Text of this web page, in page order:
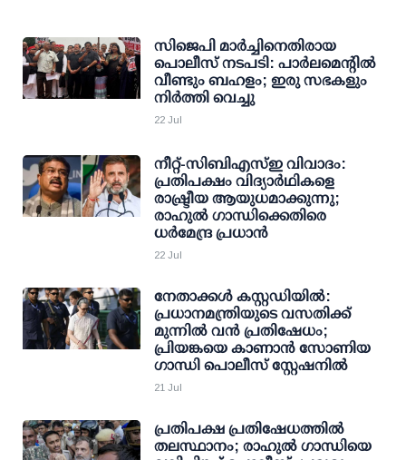
സിജെപി മാര്‍ച്ചിനെതിരായ
പൊലീസ് നടപടി: പാര്‍ലമെന്റില്‍
വീണ്ടും ബഹളം; ഇരു സഭകളും
നിര്‍ത്തി വെച്ചു
22 Jul
നീറ്റ്-സിബിഎസ്ഇ വിവാദം:
പ്രതിപക്ഷം വിദ്യാര്‍ഥികളെ
രാഷ്ട്രീയ ആയുധമാക്കുന്നു;
രാഹുല്‍ ഗാന്ധിക്കെതിരെ
ധര്‍മേന്ദ്ര പ്രധാന്‍
22 Jul
നേതാക്കള്‍ കസ്റ്റഡിയില്‍:
പ്രധാനമന്ത്രിയുടെ വസതിക്ക്
മുന്നില്‍ വന്‍ പ്രതിഷേധം;
പ്രിയങ്കയെ കാണാന്‍ സോണിയ
ഗാന്ധി പൊലീസ് സ്റ്റേഷനില്‍
21 Jul
പ്രതിപക്ഷ പ്രതിഷേധത്തില്‍
തലസ്ഥാനം; രാഹുല്‍ ഗാന്ധിയെ